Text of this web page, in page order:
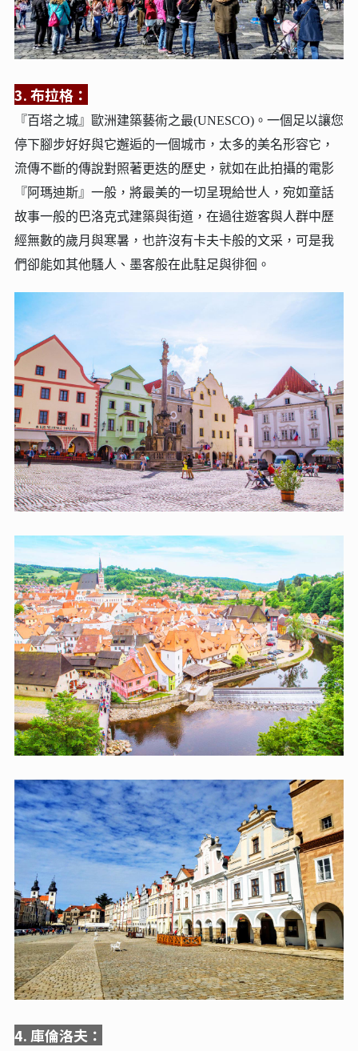
3. 布拉格：
『百塔之城』歐洲建築藝術之最(UNESCO)。 一個足以讓您
停下腳步好好與它邂逅的一個城市，太多的美名形容它，
流傳不斷的傳說對照著更迭的歷史，就如在此拍攝的電影
『阿瑪迪斯』一般，將最美的一切呈現給世人，宛如童話
故事一般的巴洛克式建築與街道，在過往遊客與人群中歷
經無數的歲月與寒暑，也許沒有卡夫卡般的文采，可是我
們卻能如其他騷人、墨客般在此駐足與徘徊。
4. 庫倫洛夫：